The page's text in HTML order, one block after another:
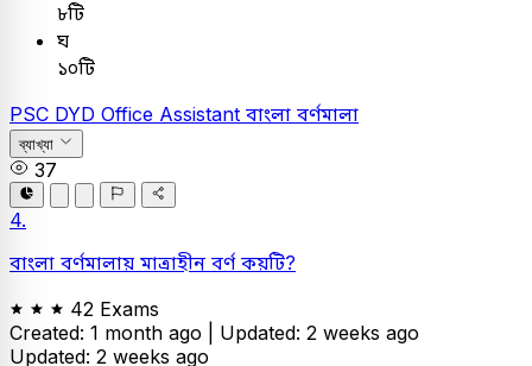
৮টি
ঘ
১০টি
PSC DYD Office Assistant বাংলা বর্ণমালা
ব্যাখ্যা
37
4.
বাংলা বর্ণমালায় মাত্রাহীন বর্ণ কয়টি?
42 Exams
Created: 1 month ago | Updated: 2 weeks ago
Updated: 2 weeks ago